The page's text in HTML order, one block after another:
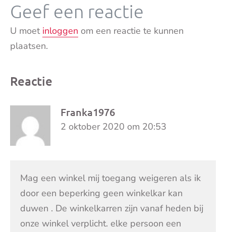
Geef een reactie
U moet inloggen om een reactie te kunnen
plaatsen.
Reactie
Franka1976
2 oktober 2020 om 20:53
Mag een winkel mij toegang weigeren als ik
door een beperking geen winkelkar kan
duwen . De winkelkarren zijn vanaf heden bij
onze winkel verplicht. elke persoon een